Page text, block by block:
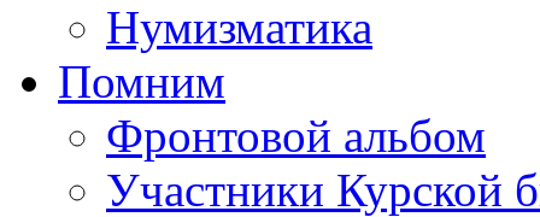
Нумизматика
Помним
Фронтовой альбом
Участники Курской